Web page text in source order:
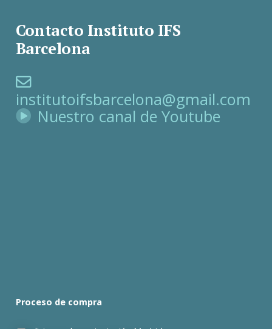
Contacto Instituto IFS
Barcelona
institutoifsbarcelona@gmail.com
Nuestro canal de Youtube
Proceso de compra